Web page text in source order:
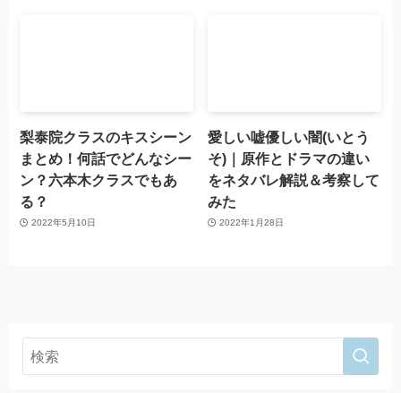
梨泰院クラスのキスシーン
まとめ！何話でどんなシー
ン？六本木クラスでもあ
る？
2022年5月10日
愛しい嘘優しい闇(いとう
そ)｜原作とドラマの違い
をネタバレ解説＆考察して
みた
2022年1月28日